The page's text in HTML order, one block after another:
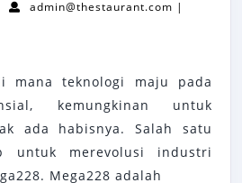
ADA
DI
SINI
admin@thestaurant.com |
mana teknologi maju pada
kemungkinan untuk
ada habisnya. Salah satu
untuk merevolusi industri
Mega228 adalah